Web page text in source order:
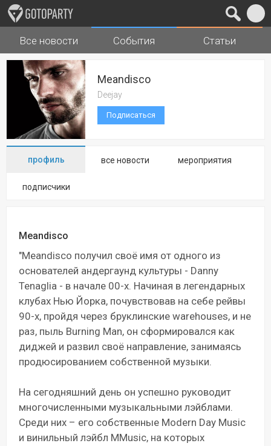
Города Музыка
Все новости События Статьи
Meandisco
Deejay
Подписаться
профиль все новости мероприятия
подписчики
Meandisco
"Meandisco получил своё имя от одного из
основателей андергаунд культуры - Danny
Tenaglia - в начале 00-х. Начиная в легендарных
клубах Нью Йорка, почувствовав на себе рейвы
90-х, пройдя через бруклинские warehouses, и не
раз, пыль Burning Man, он сформировался как
диджей и развил своё направление, занимаясь
продюсированием собственной музыки.
На сегодняшний день он успешно руководит
многочисленными музыкальными лэйблами.
Среди них – его собственные Modern Day Music
и винильный лэйбл MMusic, на которых